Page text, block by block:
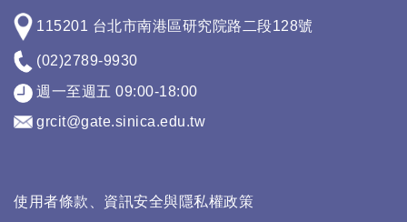
115201 台北市南港區研究院路二段128號
(02)2789-9930
週一至週五 09:00-18:00
grcit@gate.sinica.edu.tw
使用者條款、資訊安全與隱私權政策